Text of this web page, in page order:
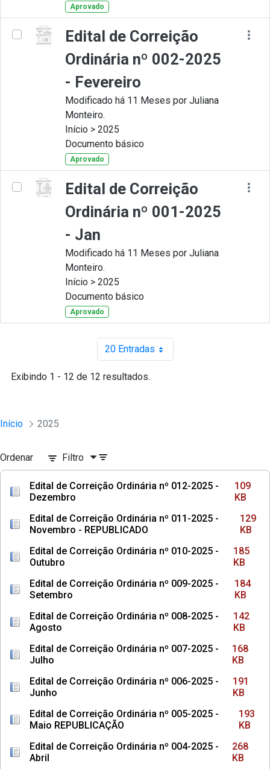
Aprovado
Edital de Correição
Ordinária nº 002-2025
- Fevereiro
Modificado há 11 Meses por Juliana
Monteiro.
Início > 2025
Documento básico
Aprovado
Edital de Correição
Ordinária nº 001-2025
- Jan
Modificado há 11 Meses por Juliana
Monteiro.
Início > 2025
Documento básico
Aprovado
20 EntradasPor página
Exibindo 1 - 12 de 12 resultados.
Início 2025
Ordenar Filtro
Edital de Correição Ordinária nº 012-2025 -
Dezembro
109
KB
Edital de Correição Ordinária nº 011-2025 -
Novembro - REPUBLICADO
129
KB
Edital de Correição Ordinária nº 010-2025 -
Outubro
185
KB
Edital de Correição Ordinária nº 009-2025 -
Setembro
184
KB
Edital de Correição Ordinária nº 008-2025 -
Agosto
142
KB
Edital de Correição Ordinária nº 007-2025 -
Julho
168
KB
Edital de Correição Ordinária nº 006-2025 -
Junho
191
KB
Edital de Correição Ordinária nº 005-2025 -
Maio REPUBLICAÇÃO
193
KB
Edital de Correição Ordinária nº 004-2025 -
Abril
268
KB